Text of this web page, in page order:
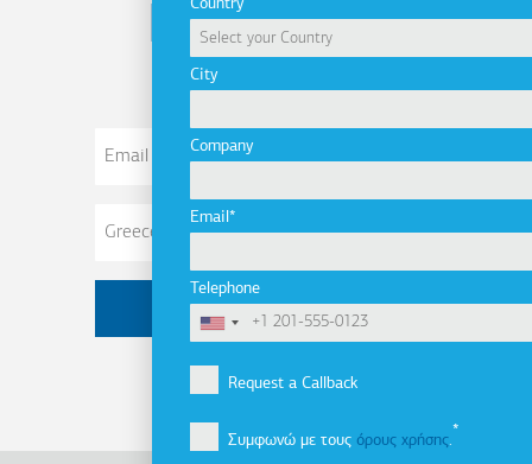
Country
City
Company
Email
Telephone
Request a Callback
Συμφωνώ με τους όρους χρήσης.
Newsletter
Email